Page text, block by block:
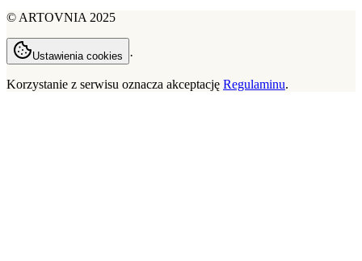
© ARTOVNIA 2025
Ustawienia cookies ·
Korzystanie z serwisu oznacza akceptację Regulaminu.